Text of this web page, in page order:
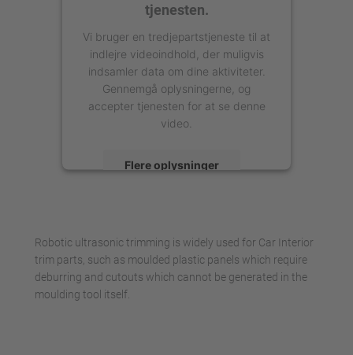
tjenesten.
Vi bruger en tredjepartstjeneste til at
indlejre videoindhold, der muligvis
indsamler data om dine aktiviteter.
Gennemgå oplysningerne, og
accepter tjenesten for at se denne
video.
Flere oplysninger
Management Platform
Robotic ultrasonic trimming is widely used for Car Interior
trim parts, such as moulded plastic panels which require
deburring and cutouts which cannot be generated in the
moulding tool itself.